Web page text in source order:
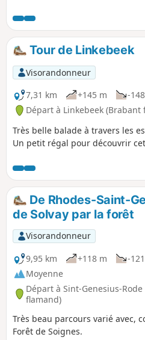
d’anémones donnent une
rosé à certains endroits de la
Tour de Linkebeek
Visorandonneur
7,31 km
+145 m -
Départ à Linkebeek (Brabant
Très belle balade à travers les
Un petit régal pour découvrir
De Rhodes-Saint-
de Solvay par la forêt
Visorandonneur
9,95 km
+118 m -
Moyenne
Départ à Sint-Genesius-
flamand)
Très beau parcours varié avec,
Forêt de Soignes.